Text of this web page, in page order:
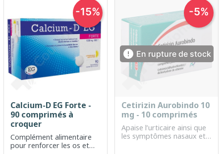
Calcium-D EG Forte -
90 comprimés à
croquer
Complément alimentaire
pour renforcer les os et
-15%
 En rupture de stock
Cetirizin Aurobindo 10
mg - 10 comprimés
Apaise l’urticaire ainsi que
les symptômes nasaux et
-5%